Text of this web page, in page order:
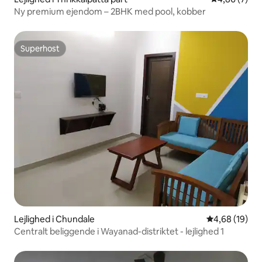
Ny premium ejendom – 2BHK med pool, kobber
Superhost
Superhost
Lejlighed i Chundale 4,68 ud af 5 i
4,68 (19)
Centralt beliggende i Wayanad-distriktet - lejlighed 1